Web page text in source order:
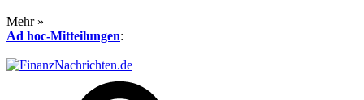
Mehr »
Ad hoc-Mitteilungen: